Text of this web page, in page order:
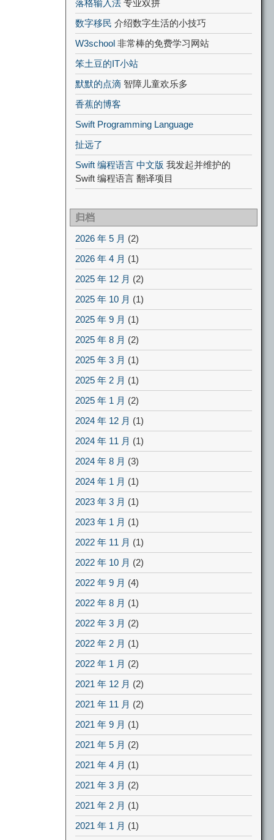
落格输入法 专业双拼
数字移民 介绍数字生活的小技巧
W3school 非常棒的免费学习网站
笨土豆的IT小站
默默的点滴 智障儿童欢乐多
香蕉的博客
Swift Programming Language
扯远了
Swift 编程语言 中文版 我发起并维护的
Swift 编程语言 翻译项目
归档
2026 年 5 月 (2)
2026 年 4 月 (1)
2025 年 12 月 (2)
2025 年 10 月 (1)
2025 年 9 月 (1)
2025 年 8 月 (2)
2025 年 3 月 (1)
2025 年 2 月 (1)
2025 年 1 月 (2)
2024 年 12 月 (1)
2024 年 11 月 (1)
2024 年 8 月 (3)
2024 年 1 月 (1)
2023 年 3 月 (1)
2023 年 1 月 (1)
2022 年 11 月 (1)
2022 年 10 月 (2)
2022 年 9 月 (4)
2022 年 8 月 (1)
2022 年 3 月 (2)
2022 年 2 月 (1)
2022 年 1 月 (2)
2021 年 12 月 (2)
2021 年 11 月 (2)
2021 年 9 月 (1)
2021 年 5 月 (2)
2021 年 4 月 (1)
2021 年 3 月 (2)
2021 年 2 月 (1)
2021 年 1 月 (1)